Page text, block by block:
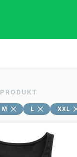
PRODUKT
M L XXL